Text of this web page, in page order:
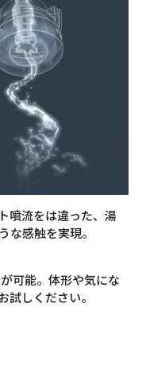
噴流をは違った、湯
な感触を実現。
可能。体形や気にな
試しください。